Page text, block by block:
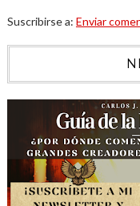
Suscribirse a: Enviar